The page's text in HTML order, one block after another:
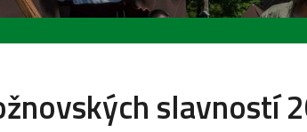
slavností